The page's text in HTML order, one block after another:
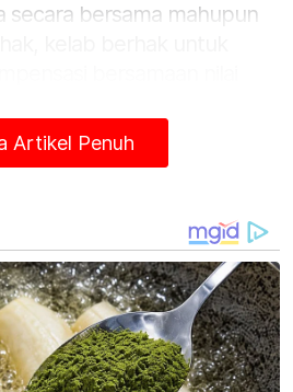
secara bersama mahupun
tersebut.
Artikel Penuh